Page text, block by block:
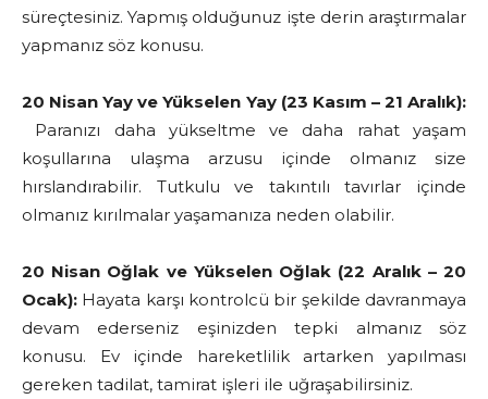
süreçtesiniz. Yapmış olduğunuz işte derin araştırmalar
yapmanız söz konusu.
20 Nisan Yay ve Yükselen Yay (23 Kasım – 21 Aralık):
Paranızı daha yükseltme ve daha rahat yaşam
koşullarına ulaşma arzusu içinde olmanız size
hırslandırabilir. Tutkulu ve takıntılı tavırlar içinde
olmanız kırılmalar yaşamanıza neden olabilir.
20 Nisan Oğlak ve Yükselen Oğlak (22 Aralık – 20
Ocak): Hayata karşı kontrolcü bir şekilde davranmaya
devam ederseniz eşinizden tepki almanız söz
konusu. Ev içinde hareketlilik artarken yapılması
gereken tadilat, tamirat işleri ile uğraşabilirsiniz.